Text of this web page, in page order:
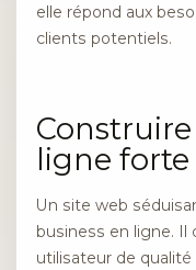
elle répond aux
clients potentiels.
ligne forte
Un site web
business en ligne. Il
utilisateur de